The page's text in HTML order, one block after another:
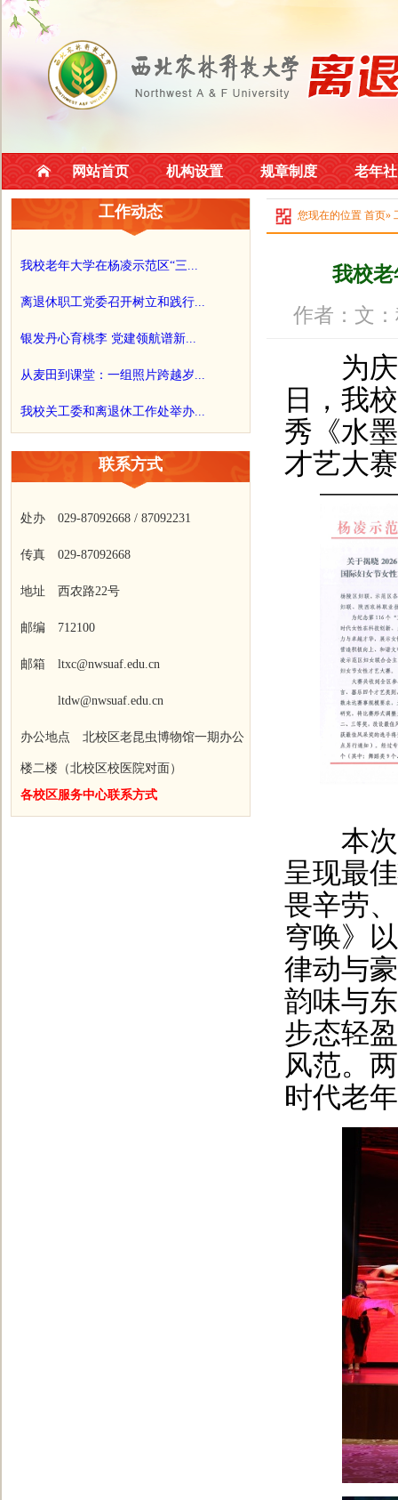
网站首页 机构设置 规章制度 老年
工作动态
我校老年大学在杨凌示范区“三...
离退休职工党委召开树立和践行...
银发丹心育桃李 党建领航谱新...
从麦田到课堂：一组照片跨越岁...
我校关工委和离退休工作处举办...
联系方式
处办 029-87092668 / 87092231
传真 029-87092668
地址 西农路22号
邮编 712100
邮箱 ltxc@nwsuaf.edu.cn
ltdw@nwsuaf.edu.cn
办公地点 北校区老昆虫博物馆一期办公
楼二楼（北校区校医院对面）
各校区服务中心联系方式
您现在的位置 首页»
我校
作者：文
为庆祝
日，我
秀《水
才艺大
本次
呈现最
畏辛劳
穹唤》
律动与
韵味与
步态轻
风范。
时代老